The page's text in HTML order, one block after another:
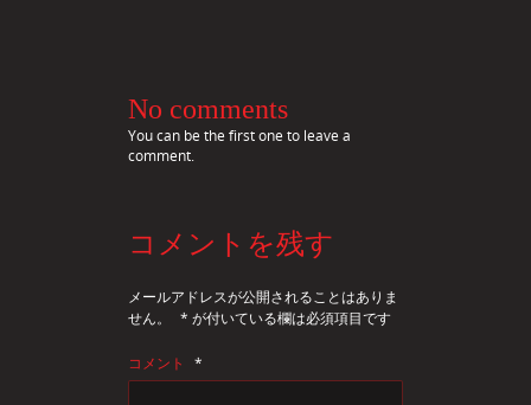
No comments
You can be the first one to leave a
comment.
コメントを残す
メールアドレスが公開されることはありま
せん。
* が付いている欄は必須項目です
コメント *